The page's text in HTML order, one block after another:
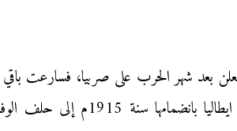
اغتيال ولي عهدها فرانسوا فرديناند من طرف منظمة صربية في يونيو 1914م، لتعلن
(لروسيا، فرنسا، بريطانيا) إلى إعلان الحرب ضد